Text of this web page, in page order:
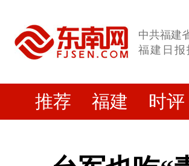
中共福建
福建日
推荐 福建 时评